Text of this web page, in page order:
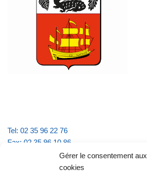
Gérer le consentement aux
cookies
Tel: 02 35 96 22 76
Fax: 02 35 96 10 86
Email : mairie.vattevillelarue@wanadoo.fr